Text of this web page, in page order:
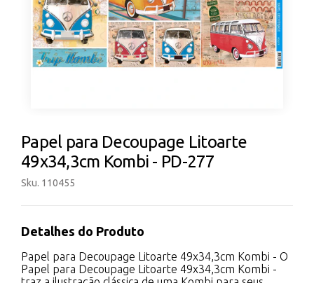
Papel para Decoupage Litoarte
49x34,3cm Kombi - PD-277
Sku. 110455
Detalhes do Produto
Papel para Decoupage Litoarte 49x34,3cm Kombi - O
Papel para Decoupage Litoarte 49x34,3cm Kombi -